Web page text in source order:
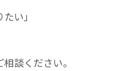
い」
談ください。